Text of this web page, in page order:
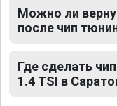
Можно ли
после чип
Где сделать
1.4 TSI в